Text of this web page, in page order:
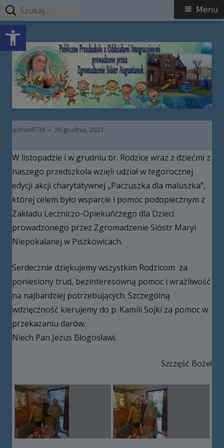
Open toolbar
Przeskocz
treści
Publiczne Przedszkole z Oddziałami
Integracyjnymi prowadzone przez
Zgromadzenie Sióstr Augustianek
Menu
główne
Menu
Autor
admin8739 Opublikowano
20 grudnia, 2023
W listopadzie i w grudniu br. Rodzice wraz z dziećmi z
naszego przedszkola wzięli udział w tegorocznej
edycji akcji charytatywnej „Paczuszka dla maluszka”,
której celem było wsparcie i pomoc podopiecznym z
Zakładu Leczniczo-Opiekuńczego dla Dzieci
prowadzonego przez Zgromadzenie Sióstr Maryi
Niepokalanej w Piszkowicach.
Serdecznie dziękujemy wszystkim Rodzicom za
poniesiony trud, bezinteresowną pomoc i wrażliwość
na najbardziej potrzebujących. Szczególną
wdzięczność kierujemy do p. Kamili Sojki za pomoc w
przekazaniu darów.
Niech Pan Jezus Błogosławi.
Szczęść Boże!